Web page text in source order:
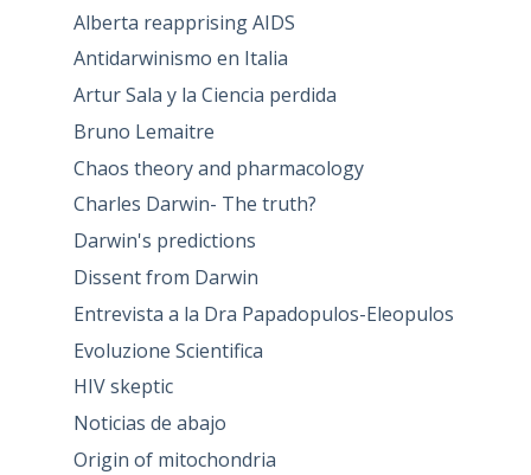
Alberta reapprising AIDS
Antidarwinismo en Italia
Artur Sala y la Ciencia perdida
Bruno Lemaitre
Chaos theory and pharmacology
Charles Darwin- The truth?
Darwin's predictions
Dissent from Darwin
Entrevista a la Dra Papadopulos-Eleopulos
Evoluzione Scientifica
HIV skeptic
Noticias de abajo
Origin of mitochondria